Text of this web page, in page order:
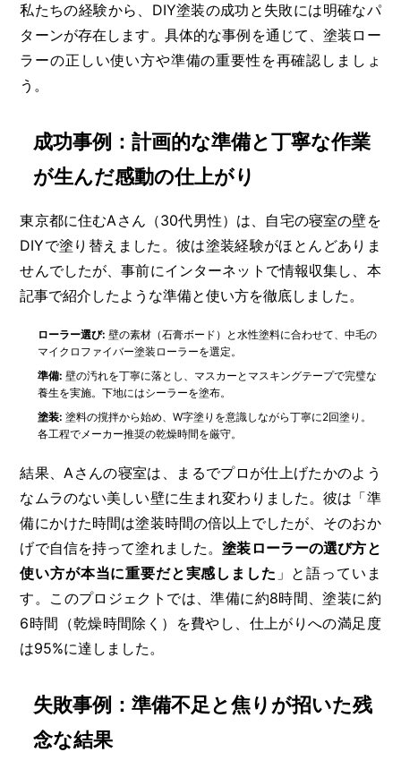
私たちの経験から、DIY塗装の成功と失敗には明確なパ
ターンが存在します。具体的な事例を通じて、塗装ロー
ラーの正しい使い方や準備の重要性を再確認しましょ
う。
成功事例：計画的な準備と丁寧な作業
が生んだ感動の仕上がり
東京都に住むAさん（30代男性）は、自宅の寝室の壁を
DIYで塗り替えました。彼は塗装経験がほとんどありま
せんでしたが、事前にインターネットで情報収集し、本
記事で紹介したような準備と使い方を徹底しました。
ローラー選び: 壁の素材（石膏ボード）と水性塗料に合わせて、中毛の
マイクロファイバー塗装ローラーを選定。
準備: 壁の汚れを丁寧に落とし、マスカーとマスキングテープで完璧な
養生を実施。下地にはシーラーを塗布。
塗装: 塗料の撹拌から始め、W字塗りを意識しながら丁寧に2回塗り。
各工程でメーカー推奨の乾燥時間を厳守。
結果、Aさんの寝室は、まるでプロが仕上げたかのよう
なムラのない美しい壁に生まれ変わりました。彼は「準
備にかけた時間は塗装時間の倍以上でしたが、そのおか
げで自信を持って塗れました。塗装ローラーの選び方と
使い方が本当に重要だと実感しました 」と語っていま
す。このプロジェクトでは、準備に約8時間、塗装に約
6時間（乾燥時間除く）を費やし、仕上がりへの満足度
は95%に達しました。
失敗事例：準備不足と焦りが招いた残
念な結果